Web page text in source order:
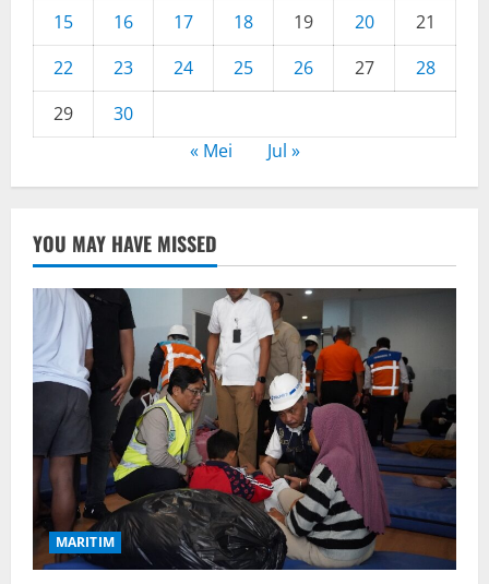
15
16 17 18 19 20
21
22
23 24 25 26 27
28
29
30
« Mei
Jul »
YOU MAY HAVE MISSED
MARITIM